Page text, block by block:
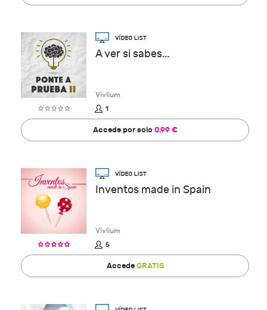
A ver si sabes...
Vivlium
1
Accede por solo0.99 €
Inventos made in Spain
Vivlium
5
AccedeGRATIS